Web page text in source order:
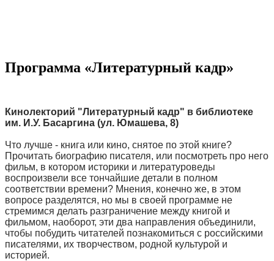
Программа «Литературный кадр»
Кинолекторий "Литературный кадр" в библиотеке
им. И.У. Басаргина (ул. Юмашева, 8)
Что лучше - книга или кино, снятое по этой книге?
Прочитать биографию писателя, или посмотреть про него
фильм, в котором историки и литературоведы
воспроизвели все тончайшие детали в полном
соответствии времени? Мнения, конечно же, в этом
вопросе разделятся, но мы в своей программе не
стремимся делать разграничение между книгой и
фильмом, наоборот, эти два направления объединили,
чтобы побудить читателей познакомиться с российскими
писателями, их творчеством, родной культурой и
историей.